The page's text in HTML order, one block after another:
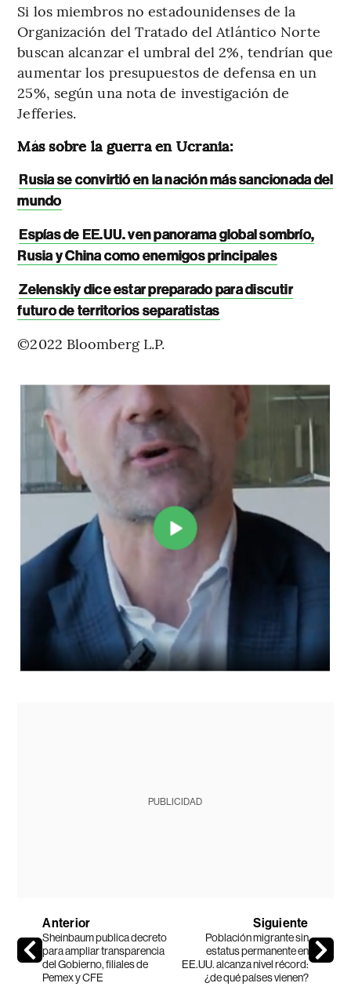
Si los miembros no estadounidenses de la
Organización del Tratado del Atlántico Norte
buscan alcanzar el umbral del 2%, tendrían que
aumentar los presupuestos de defensa en un
25%, según una nota de investigación de
Jefferies.
Más sobre la guerra en Ucrania:
Rusia se convirtió en la nación más sancionada del
mundo
Espías de EE.UU. ven panorama global sombrío,
Rusia y China como enemigos principales
Zelenskiy dice estar preparado para discutir
futuro de territorios separatistas
©2022 Bloomberg L.P.
PUBLICIDAD
Anterior
Sheinbaum publica decreto
para ampliar transparencia
del Gobierno, filiales de
Pemex y CFE
Siguiente
Población migrante sin
estatus permanente en
EE.UU. alcanza nivel récord:
¿de qué países vienen?